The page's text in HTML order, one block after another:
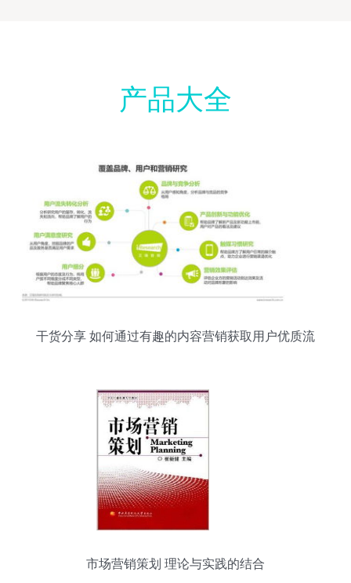
产品大全
干货分享 如何通过有趣的内容营销获取用户优质流
市场营销策划 理论与实践的结合